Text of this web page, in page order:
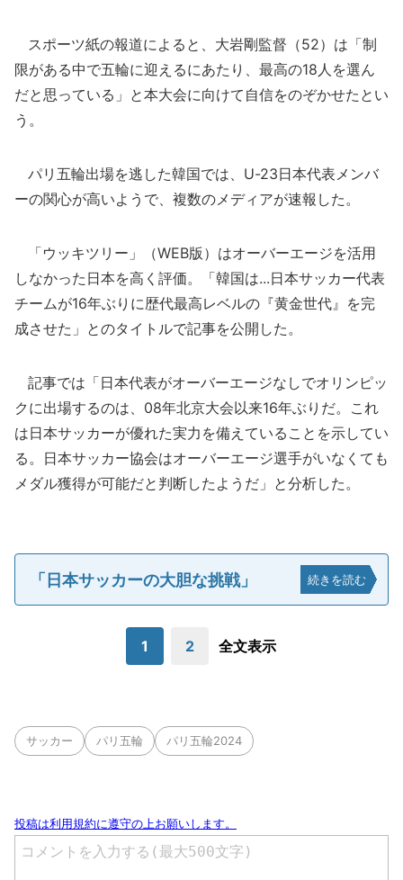
スポーツ紙の報道によると、大岩剛監督（52）は「制
限がある中で五輪に迎えるにあたり、最高の18人を選ん
だと思っている」と本大会に向けて自信をのぞかせたとい
う。
パリ五輪出場を逃した韓国では、U-23日本代表メンバ
ーの関心が高いようで、複数のメディアが速報した。
「ウッキツリー」（WEB版）はオーバーエージを活用
しなかった日本を高く評価。「韓国は...日本サッカー代表
チームが16年ぶりに歴代最高レベルの『黄金世代』を完
成させた」とのタイトルで記事を公開した。
記事では「日本代表がオーバーエージなしでオリンピッ
クに出場するのは、08年北京大会以来16年ぶりだ。これ
は日本サッカーが優れた実力を備えていることを示してい
る。日本サッカー協会はオーバーエージ選手がいなくても
メダル獲得が可能だと判断したようだ」と分析した。
「日本サッカーの大胆な挑戦」 続きを読む
1 2 全文表示
サッカー パリ五輪 パリ五輪2024